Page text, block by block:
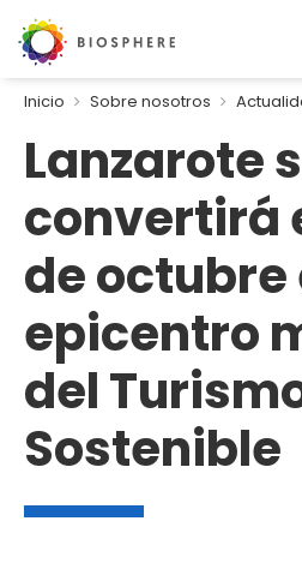
Inicio Sobre nosotros
Lanzarote
convertirá
de octubre
epicentro
del
Sostenible